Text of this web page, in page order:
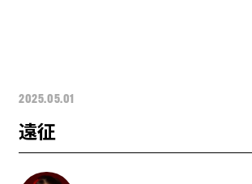
2025.05.01
遠征